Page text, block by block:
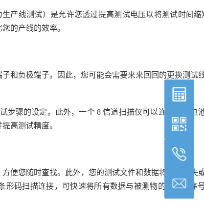
产线测试）是允许您透过提高测试电压以将测试时间缩
的产线的效率。
和负极端子。因此，您可能会需要来来回回的更换测试
步骤的设定。此外，一个 8 信道扫描仪可以连接 2 个电
高测试精度。
便您随时查找。此外，您的测试文件和数据将不会遗失
形码扫描连接，可快速将所有数据与被测物的型号和序